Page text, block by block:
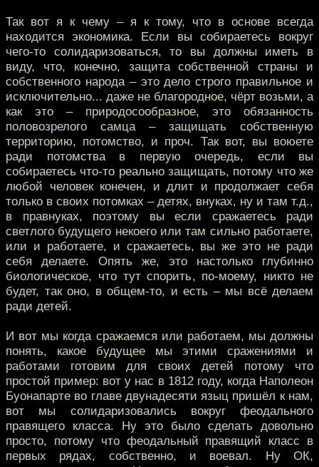
Так вот я к чему – я к тому, что в основе всегда
находится экономика. Если вы собираетесь вокруг
чего-то солидаризоваться, то вы должны иметь в
виду, что, конечно, защита собственной страны и
собственного народа – это дело строго правильное и
исключительно... даже не благородное, чёрт возьми, а
как это – природосообразное, это обязанность
половозрелого самца – защищать собственную
территорию, потомство, и проч. Так вот, вы воюете
ради потомства в первую очередь, если вы
собираетесь что-то реально защищать, потому что же
любой человек конечен, и длит и продолжает себя
только в своих потомках – детях, внуках, ну и там т.д.,
в правнуках, поэтому вы если сражаетесь ради
светлого будущего некоего или там сильно работаете,
или и работаете, и сражаетесь, вы же это не ради
себя делаете. Опять же, это настолько глубинно
биологическое, что тут спорить, по-моему, никто не
будет, так оно, в общем-то, и есть – мы всё делаем
ради детей.
И вот мы когда сражаемся или работаем, мы должны
понять, какое будущее мы этими сражениями и
работами готовим для своих детей потому что
простой пример: вот у нас в 1812 году, когда Наполеон
Буонапарте во главе двунадесяти языц пришёл к нам,
вот мы солидаризовались вокруг феодального
правящего класса. Ну это было сделать довольно
просто, потому что феодальный правящий класс в
первых рядах, собственно, и воевал. Ну ОК,